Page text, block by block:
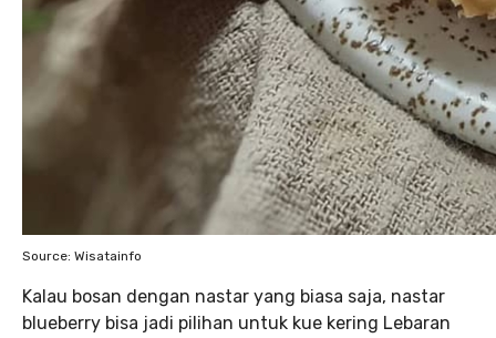
Source: Wisatainfo
Kalau bosan dengan nastar yang biasa saja, nastar
blueberry bisa jadi pilihan untuk kue kering Lebaran